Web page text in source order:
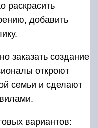
раскрасить
добавить
заказать создание
откроют
семьи и сделают
вариантов: